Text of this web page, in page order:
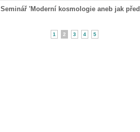
Seminář 'Moderní kosmologie aneb jak
1 2 3 4 5